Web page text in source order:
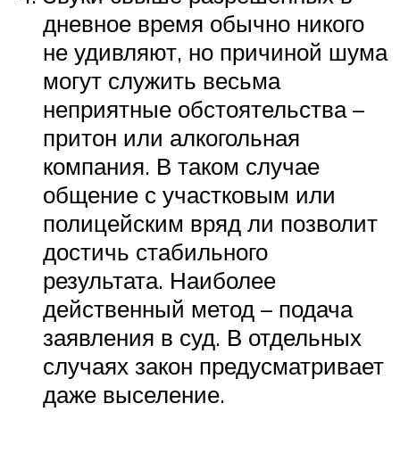
дневное время обычно никого
не удивляют, но причиной шума
могут служить весьма
неприятные обстоятельства –
притон или алкогольная
компания. В таком случае
общение с участковым или
полицейским вряд ли позволит
достичь стабильного
результата. Наиболее
действенный метод – подача
заявления в суд. В отдельных
случаях закон предусматривает
даже выселение.